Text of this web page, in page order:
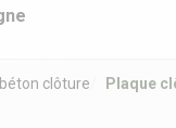
clôture Plaque